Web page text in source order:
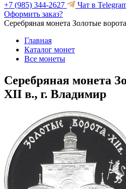
+7 (985) 344-2627
Чат в
Оформить заказ?
Серебряная монета Золотые
Главная
Каталог монет
Все монеты
Серебряная монета
XII в., г. Владимир